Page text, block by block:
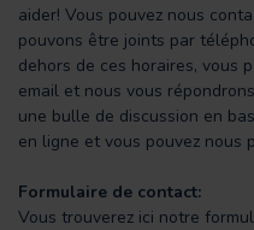
aider! Vous pouvez nous
pouvons être joints par
dehors de ces horaires, vous
email et nous vous
une bulle de discussion en
en ligne et vous pouvez nous
Formulaire de contact:
Vous trouverez ici notre